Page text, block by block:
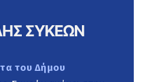
του Δήμου